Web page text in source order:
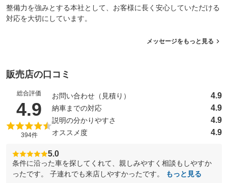
整備力を強みとする本社として、お客様に長く安心していただける
対応を大切にしています。
メッセージをもっと見る
販売店の口コミ
総合評価
4.9 （5点満点中）
394件
お問い合わせ（見積り） 4.9
納車までの対応 4.9
説明の分かりやすさ 4.9
オススメ度 4.9
5.0
条件に沿った車を探してくれて、親しみやすく相談もしやすか
ったです。 子連れでも来店しやすかったです。
もっと見る